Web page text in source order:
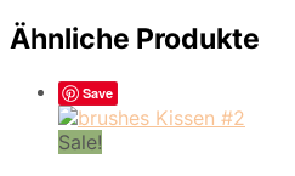
Ähnliche Produkte
Save
Sale!